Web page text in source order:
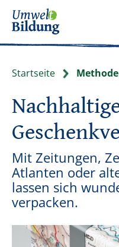
Startseite
Mit Zeitungen,
Atlanten oder
lassen sich
verpacken.